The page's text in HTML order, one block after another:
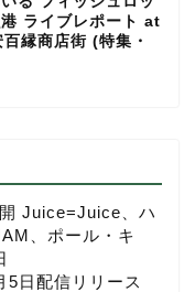
ライブレポート at
縁商店街 (特集・
Juice=Juice、ハ
、ポール・キ
5日配信リリース